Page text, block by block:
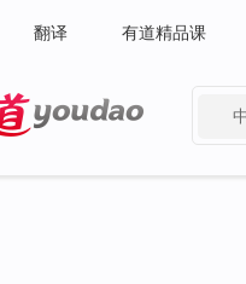
翻译 有道精品课